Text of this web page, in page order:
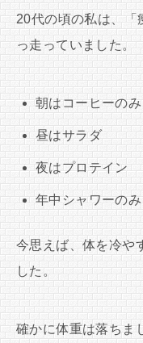
20代の頃の私は、「
っ走っていました。
朝はコーヒーのみ
昼はサラダ
夜はプロテイン
年中シャワーのみ
今思えば、体を冷や
した。
確かに体重は落ちま